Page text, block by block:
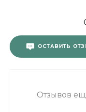
ОСТАВИТЬ
Отзывов